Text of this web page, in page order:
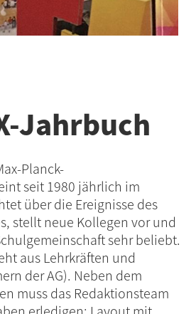
Jahrbuch
Planck-
seit 1980 jährlich im
über die Ereignisse des
stellt neue Kollegen vor und
sehr beliebt.
aus Lehrkräften und
der AG). Neben dem
muss das Redaktionsteam